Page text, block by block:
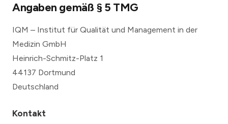
Angaben gemäß § 5 TMG
IQM – Institut für Qualität und Management in der
Medizin GmbH
Heinrich-Schmitz-Platz 1
44137 Dortmund
Deutschland
Kontakt